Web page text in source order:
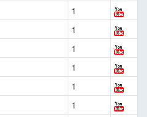
1
1
1
1
1
1